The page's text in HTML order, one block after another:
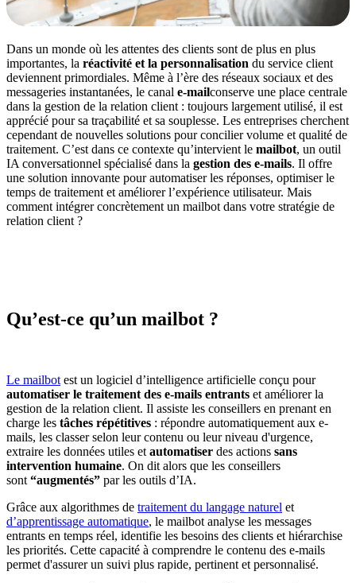
Dans un monde où les attentes des clients sont de plus en plus
importantes, la réactivité et la personnalisation du service client
deviennent primordiales. Même à l’ère des réseaux sociaux et des
messageries instantanées, le canal e-mailconserve une place centrale
dans la gestion de la relation client : toujours largement utilisé, il est
apprécié pour sa traçabilité et sa souplesse. Les entreprises cherchent
cependant de nouvelles solutions pour concilier volume et qualité de
traitement. C’est dans ce contexte qu’intervient le mailbot, un outil
IA conversationnel spécialisé dans la gestion des e-mails. Il offre
une solution innovante pour automatiser les réponses, optimiser le
temps de traitement et améliorer l’expérience utilisateur. Mais
comment intégrer concrètement un mailbot dans votre stratégie de
relation client ?
Qu’est-ce qu’un mailbot ?
Le mailbot est un logiciel d’intelligence artificielle conçu pour
automatiser le traitement des e-mails entrants et améliorer la
gestion de la relation client. Il assiste les conseillers en prenant en
charge les tâches répétitives : répondre automatiquement aux e-
mails, les classer selon leur contenu ou leur niveau d'urgence,
extraire les données utiles et automatiser des actions sans
intervention humaine. On dit alors que les conseillers
sont “augmentés” par les outils d’IA.
Grâce aux algorithmes de traitement du langage naturel et
d’apprentissage automatique, le mailbot analyse les messages
entrants en temps réel, identifie les besoins des clients et hiérarchise
les priorités. Cette capacité à comprendre le contenu des e-mails
permet d'assurer un suivi plus rapide, pertinent et personnalisé.